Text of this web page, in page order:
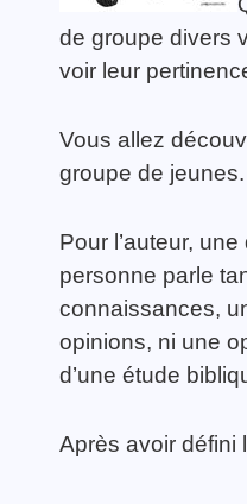
Guerrier·e de la Paix
TOUTES LES ACTIVITÉS
de groupe divers
voir leur
Vous allez
groupe de jeunes.
Pour l’auteur,
personne parle
connaissances,
opinions, ni une
d’une étude
Après avoir défini